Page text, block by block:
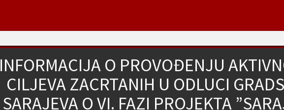
INFORMACIJA O PROVOĐENJU
CILJEVA ZACRTANIH U ODLUCI
SARAJEVA O VI. FAZI PROJEKTA